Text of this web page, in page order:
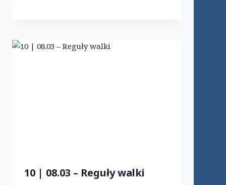
10 | 08.03 – Reguły walki